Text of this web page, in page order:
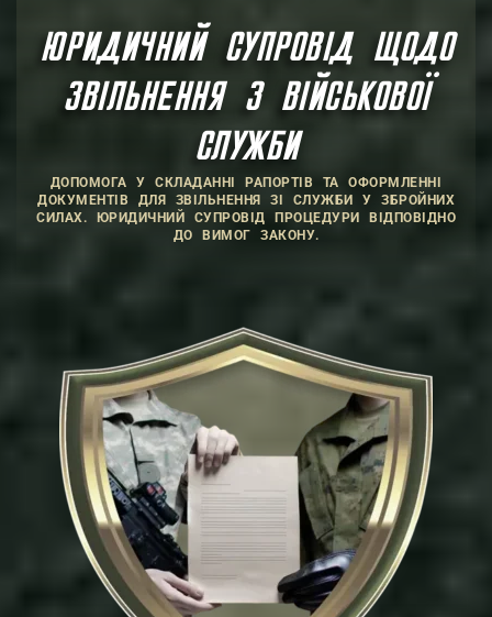
ЮРИДИЧНИЙ СУПРОВІД ЩОДО
ЗВІЛЬНЕННЯ З ВІЙСЬКОВОЇ
СЛУЖБИ
ДОПОМОГА У СКЛАДАННІ РАПОРТІВ ТА ОФОРМЛЕННІ
ДОКУМЕНТІВ ДЛЯ ЗВІЛЬНЕННЯ ЗІ СЛУЖБИ У ЗБРОЙНИХ
СИЛАХ. ЮРИДИЧНИЙ СУПРОВІД ПРОЦЕДУРИ ВІДПОВІДНО
ДО ВИМОГ ЗАКОНУ.